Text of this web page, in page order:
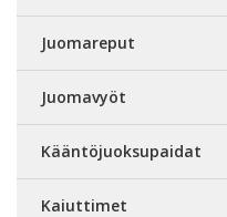
Juomareput
Juomavyöt
Kääntöjuoksupaidat
Kaiuttimet